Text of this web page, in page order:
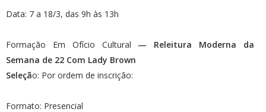
Data: 7 a 18/3, das 9h às 13h
Formação Em Ofício Cultural — Releitura Moderna da
Semana de 22 Com Lady Brown
Seleção: Por ordem de inscrição:
Formato: Presencial